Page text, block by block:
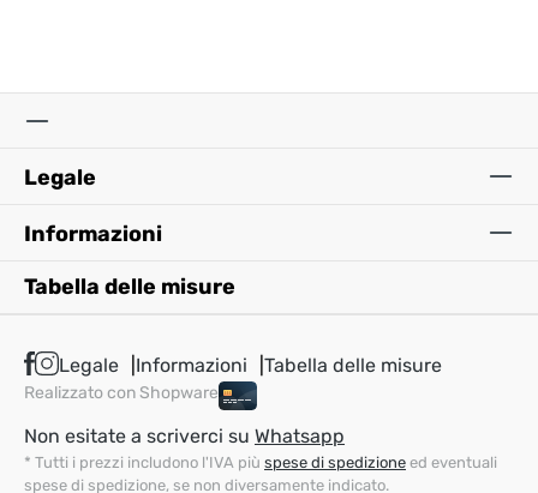
Legale
Informazioni
Tabella delle misure
Legale Informazioni Tabella delle misure
Realizzato con Shopware
Non esitate a scriverci su Whatsapp
* Tutti i prezzi includono l'IVA più spese di spedizione ed eventuali
spese di spedizione, se non diversamente indicato.